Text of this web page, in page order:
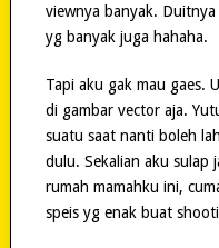
viewnya banyak.
yg banyak juga hahaha.
Tapi aku gak mau gaes.
di gambar vector aja.
suatu saat nanti boleh
dulu. Sekalian aku sulap
rumah mamahku ini,
speis yg enak buat